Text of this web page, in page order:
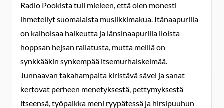
Radio Pookista tuli mieleen, että olen monesti
ihmetellyt suomalaista musiikkimakua. Itänaapurilla
on kaihoisaa haikeutta ja länsinaapurilla iloista
hoppsan hejsan rallatusta, mutta meillä on
synkkääkin synkempää itsemurhaiskelmää.
Junnaavan takahampaita kiristävä sävel ja sanat
kertovat perheen menetyksestä, pettymyksestä
itseensä, työpaikka meni ryypätessä ja hirsipuuhun